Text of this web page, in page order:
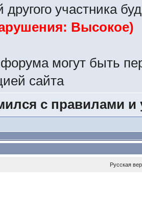
участника
Высокое)
могут быть
сайта
с правилами
Русская